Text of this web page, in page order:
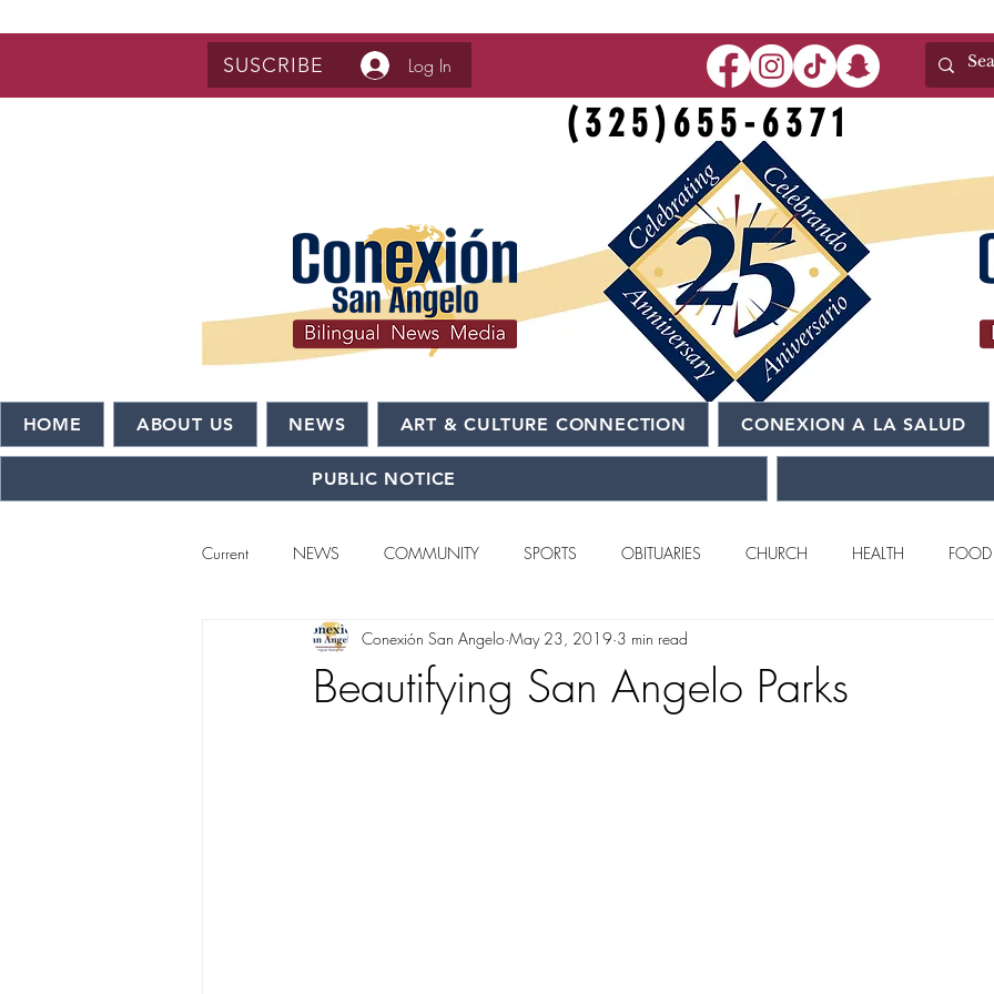
SUSCRIBE Log In
(325)655-6371
HOME ABOUT US NEWS ART & CULTURE CONNECTION CONEXION A LA SALUD
PUBLIC NOTICE
Current NEWS COMMUNITY SPORTS OBITUARIES CHURCH HEALTH FOOD
SAN ANGELO CONEXION SAN ANGELO INTERNATIONAL
Beautifying San Angelo Parks
Conexión San Angelo May 23, 2019 3 min read